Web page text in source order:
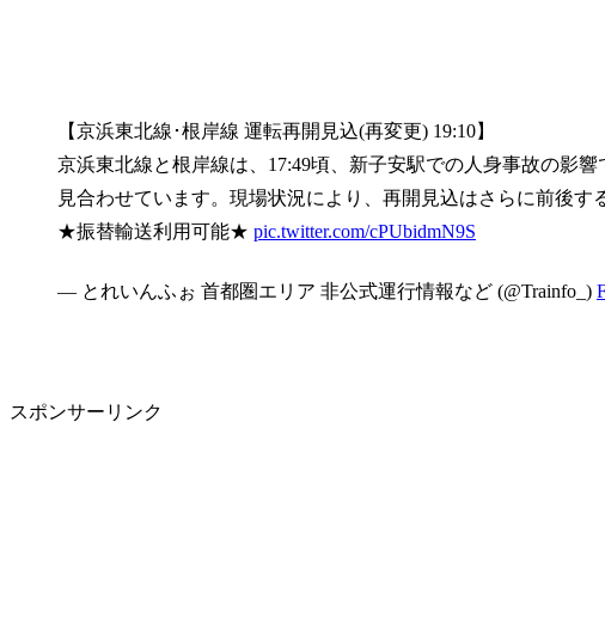
【京浜東北線･根岸線 運転再開見込(再変更) 19:10】
京浜東北線と根岸線は、17:49頃、新子安駅での人身事故の影
見合わせています。現場状況により、再開見込はさらに前後す
★振替輸送利用可能★ pic.twitter.com/cPUbidmN9S
— とれいんふぉ 首都圏エリア 非公式運行情報など (@Trainfo_)
スポンサーリンク